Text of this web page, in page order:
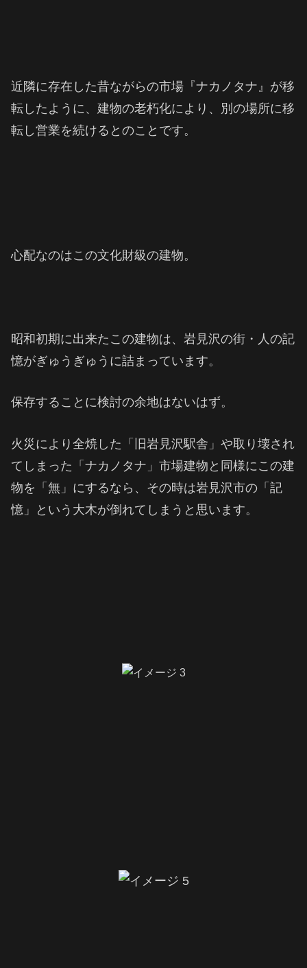
近隣に存在した昔ながらの市場『ナカノタナ』が移
転したように、建物の老朽化により、別の場所に移
転し営業を続けるとのことです。
心配なのはこの文化財級の建物。
昭和初期に出来たこの建物は、岩見沢の街・人の記
憶がぎゅうぎゅうに詰まっています。
保存することに検討の余地はないはず。
火災により全焼した「旧岩見沢駅舎」や取り壊され
てしまった「ナカノタナ」市場建物と同様にこの建
物を「無」にするなら、その時は岩見沢市の「記
憶」という大木が倒れてしまうと思います。